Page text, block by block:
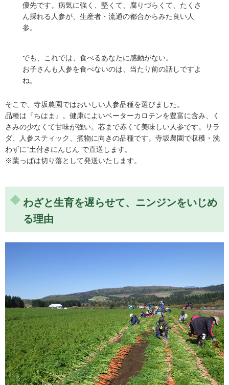
優先です。病気に強く、堅くて、腐りづらくて、たくさ
ん採れる人参が、生産者・流通の都合からみた良い人
参。
でも、これでは、食べるあなたに感動がない。
お子さんも人参を食べないのは、当たり前の話しですよ
ね。
そこで、寺坂農園ではおいしい人参品種を選びました。
品種は『ちはま』。健康によいベーターカロテンを豊富に含み、く
さみの少なくて甘味が強い。芯まで赤くて美味しい人参です。サラ
ダ、人参スティック、煮物に向きの品種です。寺坂農園で収穫・洗
わずに“土付きにんじん”で直送します。
※葉っぱは切り落として発送いたします。
わざと生育を遅らせて、ニンジンをいじめ
る理由